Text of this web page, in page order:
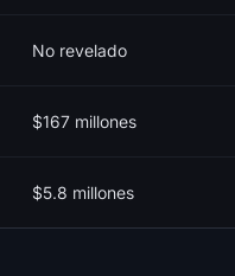
No revelado
$167 millones
$5.8 millones